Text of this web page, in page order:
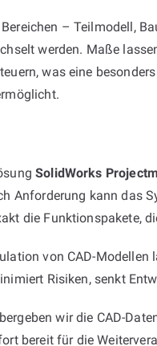
– Teilmodell,
werden. Maße
was eine
SolidWorks
Anforderung kann das
die Funktionspakete,
von CAD-
Risiken, senkt
wir die CAD-
bereit für die